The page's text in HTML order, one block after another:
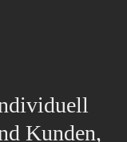
Kunden,